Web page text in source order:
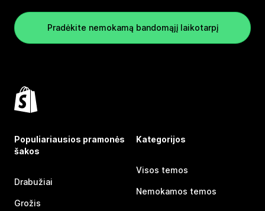
Pradėkite nemokamą bandomąjį laikotarpį
Populiariausios pramonės
šakos
Drabužiai
Grožis
Kategorijos
Visos temos
Nemokamos temos